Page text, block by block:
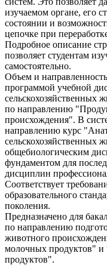
изучаемом органе, его
состоянии и
цепочке при
Подробное описание
позволяет студентам
самостоятельно.
Объем и
программой учебной
сельскохозяйственных
по направлению
происхождения". В
направлению курс
сельскохозяйственных
общебиологическим
фундаментом для
дисциплин
Соответствует
образовательного
поколения.
Предназначено для
по направлению
животного
молочных продуктов" и
продуктов".